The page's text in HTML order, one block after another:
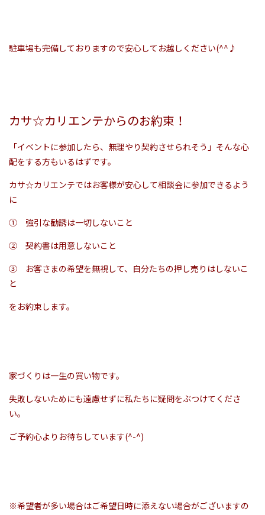
駐車場も完備しておりますので安心してお越しください(^^♪
カサ☆カリエンテからのお約束！
「イベントに参加したら、無理やり契約させられそう」そんな心
配をする方もいるはずです。
カサ☆カリエンテではお客様が安心して相談会に参加できるよう
に
① 強引な勧誘は一切しないこと
② 契約書は用意しないこと
③ お客さまの希望を無視して、自分たちの押し売りはしないこ
と
をお約束します。
家づくりは一生の買い物です。
失敗しないためにも遠慮せずに私たちに疑問をぶつけてくださ
い。
ご予約心よりお待ちしています(^-^)
※希望者が多い場合はご希望日時に添えない場合がございますの